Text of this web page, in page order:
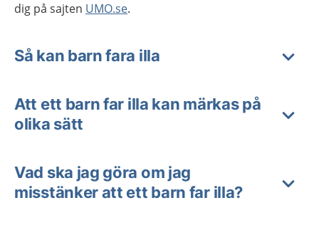
dig på sajten UMO.se.
Så kan barn fara illa
Att ett barn far illa kan märkas på
olika sätt
Vad ska jag göra om jag
misstänker att ett barn far illa?